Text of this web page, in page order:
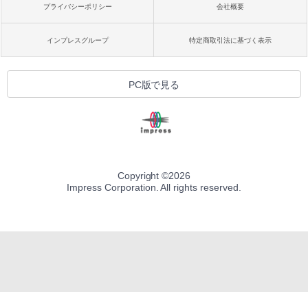
プライバシーポリシー 会社概要
インプレスグループ 特定商取引法に基づく表示
PC版で見る
Copyright ©2026
Impress Corporation. All rights reserved.